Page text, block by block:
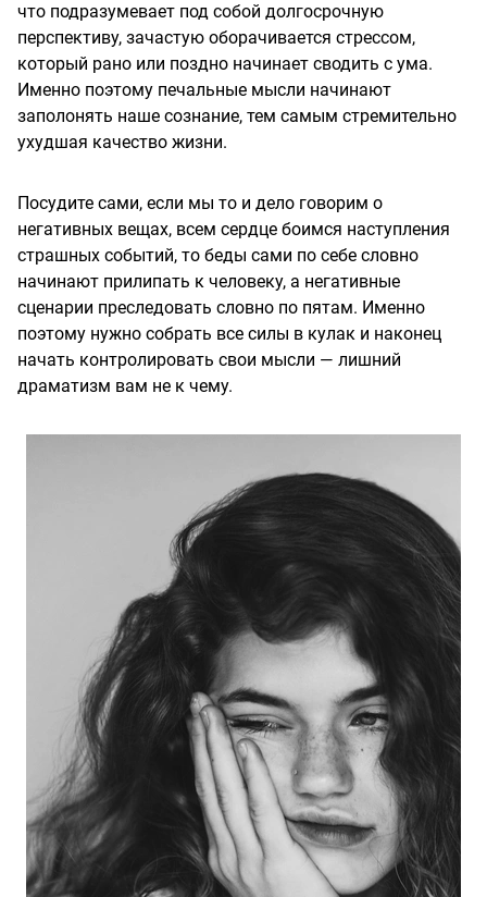
что подразумевает под собой долгосрочную
перспективу, зачастую оборачивается стрессом,
который рано или поздно начинает сводить с ума.
Именно поэтому печальные мысли начинают
заполонять наше сознание, тем самым стремительно
ухудшая качество жизни.
Посудите сами, если мы то и дело говорим о
негативных вещах, всем сердце боимся наступления
страшных событий, то беды сами по себе словно
начинают прилипать к человеку, а негативные
сценарии преследовать словно по пятам. Именно
поэтому нужно собрать все силы в кулак и наконец
начать контролировать свои мысли — лишний
драматизм вам не к чему.